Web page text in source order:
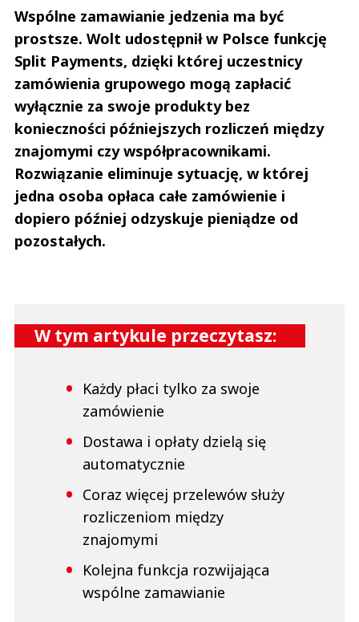
Wspólne zamawianie jedzenia ma być
prostsze. Wolt udostępnił w Polsce funkcję
Split Payments, dzięki której uczestnicy
zamówienia grupowego mogą zapłacić
wyłącznie za swoje produkty bez
konieczności późniejszych rozliczeń między
znajomymi czy współpracownikami.
Rozwiązanie eliminuje sytuację, w której
jedna osoba opłaca całe zamówienie i
dopiero później odzyskuje pieniądze od
pozostałych.
W tym artykule przeczytasz:
Każdy płaci tylko za swoje
zamówienie
Dostawa i opłaty dzielą się
automatycznie
Coraz więcej przelewów służy
rozliczeniom między
znajomymi
Kolejna funkcja rozwijająca
wspólne zamawianie